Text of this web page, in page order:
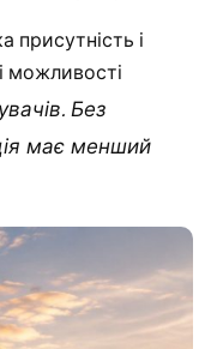
присутність і
можливості
Без
має менший